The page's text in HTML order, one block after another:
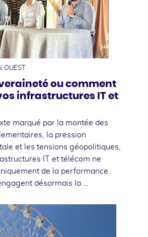
10
juillet
OUEST
ou comment
infrastructures IT et
marqué par la montée des
la pression
et les tensions géopolitiques,
IT et télécom ne
de la performance
désormais la …